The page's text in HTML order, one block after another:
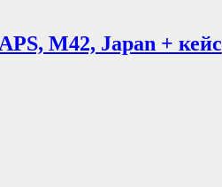
М42, Japan + кейс